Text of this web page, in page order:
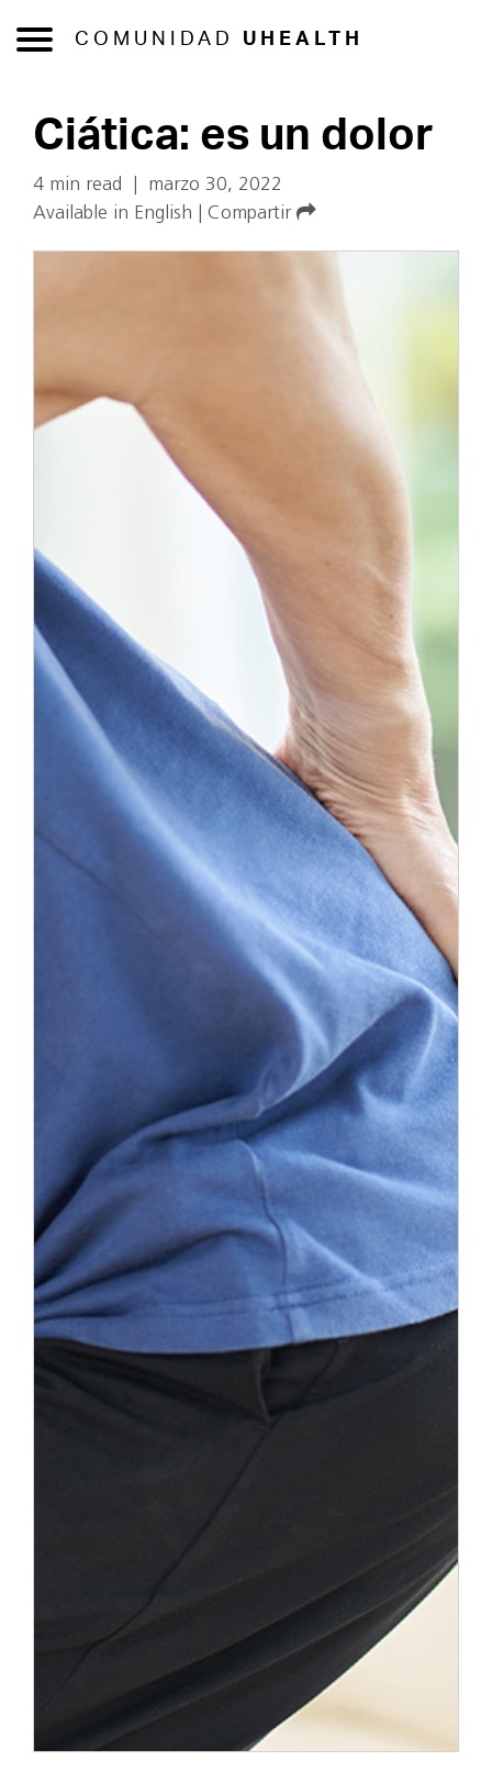
COMUNIDAD UHEALTH
Ciática: es un dolor
4 min read
marzo 30, 2022
Available in English
Compartir